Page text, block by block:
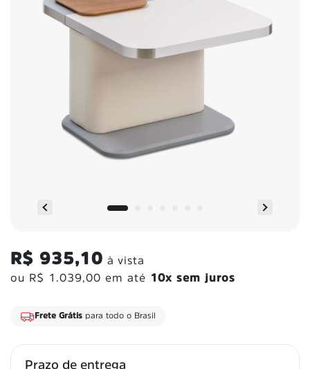
R$ 935,10 à vista
ou R$ 1.039,00 em até 10x sem juros
Frete Grátis para todo o Brasil
Prazo de entrega